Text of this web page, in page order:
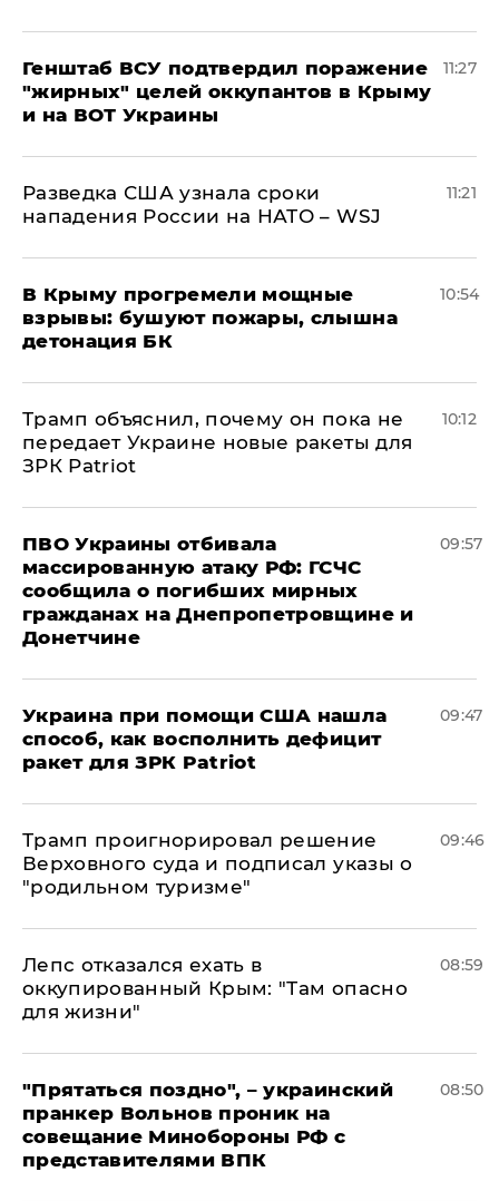
Генштаб ВСУ подтвердил поражение
"жирных" целей оккупантов в Крыму
и на ВОТ Украины
11:27
Разведка США узнала сроки
нападения России на НАТО – WSJ
11:21
В Крыму прогремели мощные
взрывы: бушуют пожары, слышна
детонация БК
10:54
Трамп объяснил, почему он пока не
передает Украине новые ракеты для
ЗРК Patriot
10:12
ПВО Украины отбивала
массированную атаку РФ: ГСЧС
сообщила о погибших мирных
гражданах на Днепропетровщине и
Донетчине
09:57
Украина при помощи США нашла
способ, как восполнить дефицит
ракет для ЗРК Patriot
09:47
Трамп проигнорировал решение
Верховного суда и подписал указы о
"родильном туризме"
09:46
Лепс отказался ехать в
оккупированный Крым: "Там опасно
для жизни"
08:59
"Прятаться поздно", – украинский
пранкер Вольнов проник на
совещание Минобороны РФ с
представителями ВПК
08:50